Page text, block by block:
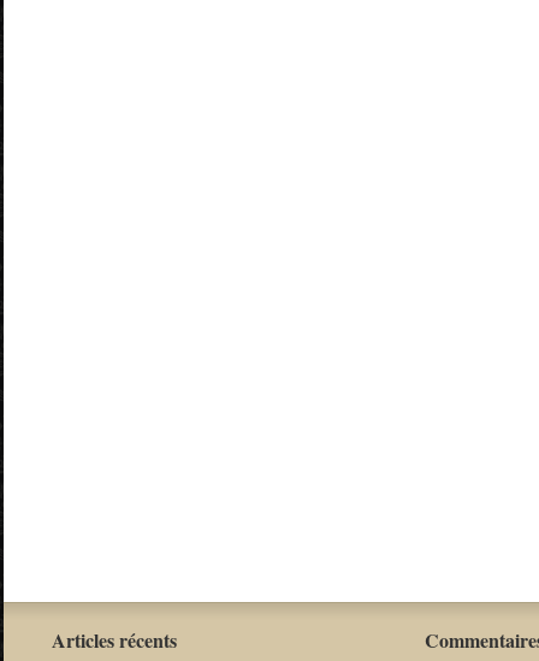
Articles récents